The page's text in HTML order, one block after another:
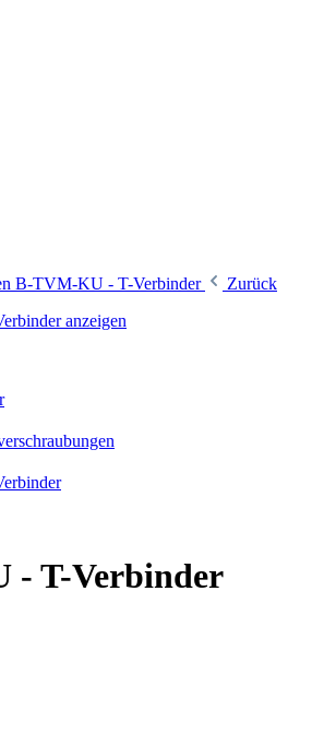
B-TVM-KU - T-Verbinder
Zurück
anzeigen
- T-Verbinder